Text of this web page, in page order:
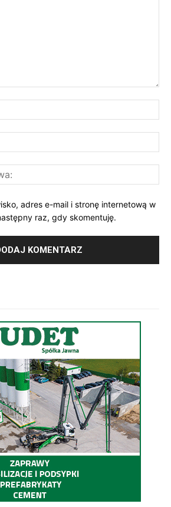
adres e-mail i stronę internetową w
raz, gdy skomentuję.